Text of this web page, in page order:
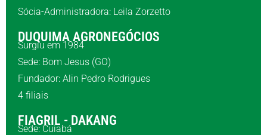
Sócia-Administradora: Leila Zorzetto
DUQUIMA AGRONEGÓCIOS
Surgiu em 1984
Sede: Bom Jesus (GO)
Fundador: Alin Pedro Rodrigues
4 filiais
FIAGRIL - DAKANG
Sede: Cuiabá